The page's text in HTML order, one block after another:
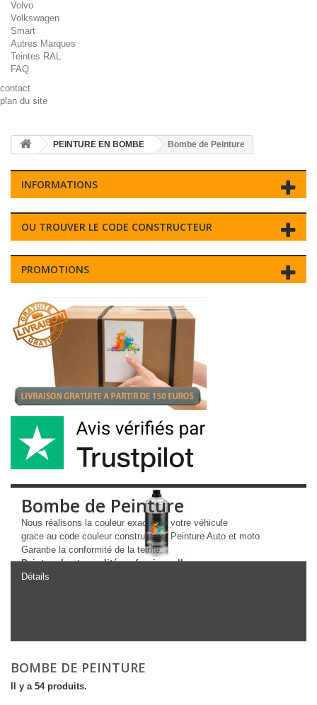
Volvo
Volkswagen
Smart
Autres Marques
Teintes RAL
FAQ
contact
plan du site
PEINTURE EN BOMBE Bombe de Peinture
INFORMATIONS
OU TROUVER LE CODE CONSTRUCTEUR
PROMOTIONS
Bombe de Peinture
Nous réalisons la couleur exacte de votre véhicule
grace au code couleur constructeur. Peinture Auto et moto
Garantie la conformité de la teinte.
Peinture haute qualité professionnelle
Détails
BOMBE DE PEINTURE
Il y a 54 produits.